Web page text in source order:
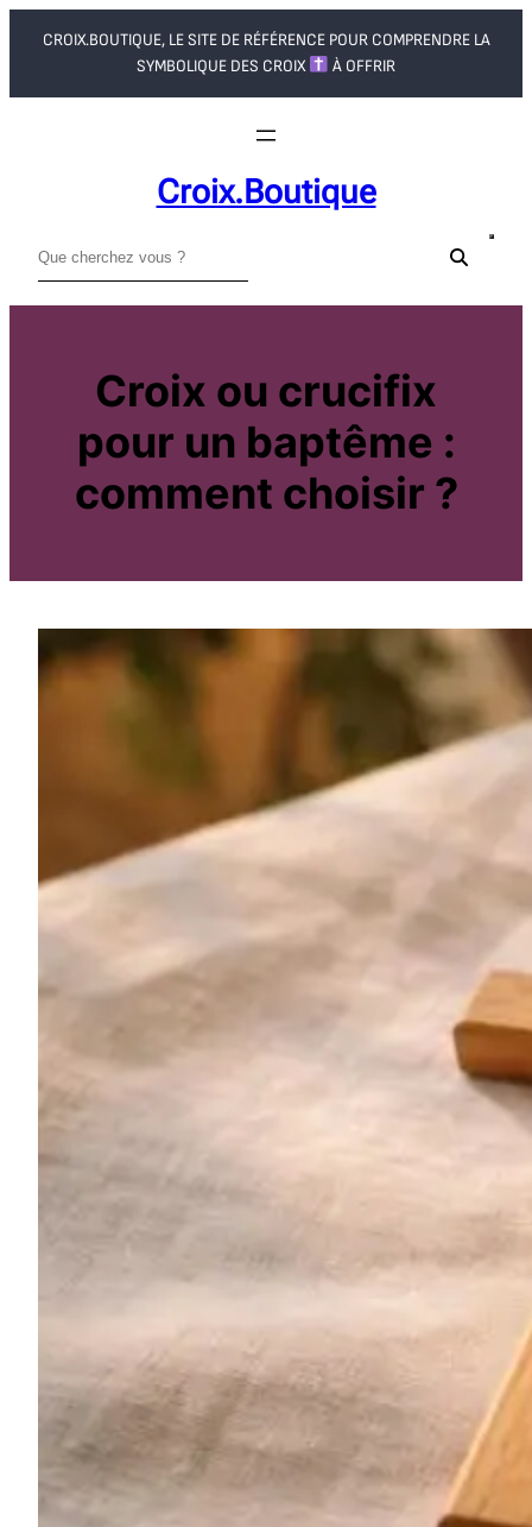
CROIX.BOUTIQUE, LE SITE DE RÉFÉRENCE POUR COMPRENDRE LA
SYMBOLIQUE DES CROIX
À OFFRIR
Croix.boutique
c
r
c
h
e
Croix ou crucifix
pour un baptême :
comment choisir ?